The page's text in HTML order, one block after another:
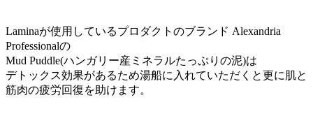
Laminaが使用しているプロダクトのブランド Alexandria
Professionalの
Mud Puddle(ハンガリー産ミネラルたっぷりの泥)は
デトックス効果があるため湯船に入れていただくと更に肌と
筋肉の疲労回復を助けます。